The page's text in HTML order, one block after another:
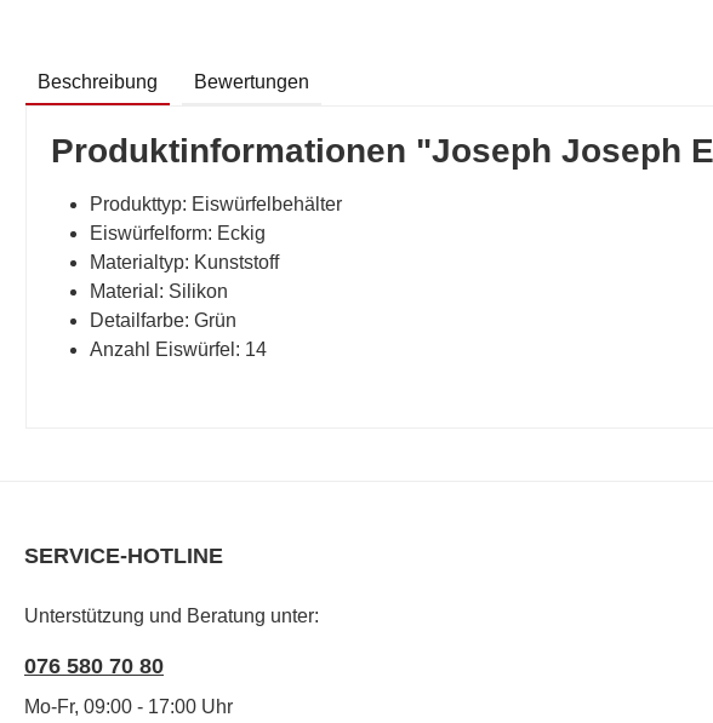
Beschreibung Bewertungen
Produktinformationen "Joseph Joseph
Produkttyp: Eiswürfelbehälter
Eiswürfelform: Eckig
Materialtyp: Kunststoff
Material: Silikon
Detailfarbe: Grün
Anzahl Eiswürfel: 14
SERVICE-HOTLINE
Unterstützung und Beratung unter:
076 580 70 80
Mo-Fr, 09:00 - 17:00 Uhr